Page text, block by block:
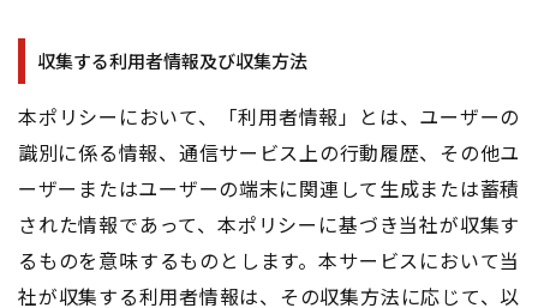
収集する利用者情報及び収集方法
本ポリシーにおいて、「利用者情報」とは、ユーザーの
識別に係る情報、通信サービス上の行動履歴、その他ユ
ーザーまたはユーザーの端末に関連して生成または蓄積
された情報であって、本ポリシーに基づき当社が収集す
るものを意味するものとします。本サービスにおいて当
社が収集する利用者情報は、その収集方法に応じて、以